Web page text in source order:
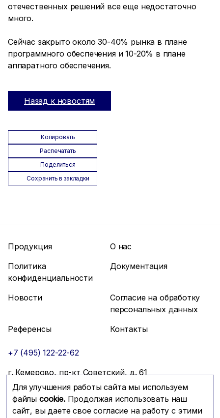
отечественных решений все еще недостаточно
много.
Сейчас закрыто около 30-40% рынка в плане
программного обеспечения и 10-20% в плане
аппаратного обеспечения.
Назад к новостям
Копировать
Распечатать
Поделиться
Сохранить в закладки
Для улучшения работы сайта мы используем
файлы cookie.Продолжая использовать наш
сайт, вы даете свое согласие на работу с этими
Продукция
О нас
Политика
конфиденциальности
Документация
Новости
Согласие на обработку
персональных данных
Референсы
Контакты
+7 (495) 122-22-62
г. Кемерово, пр-кт Советский, д. 61
info@mfmc.ru
Связаться с нами